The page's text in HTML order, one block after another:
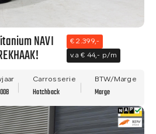
NAVI
€ 2.399,-
v.a € 44,- p/m
Carrosserie
Hatchback
BTW/Marge
Marge